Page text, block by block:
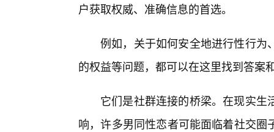
户获取权威、准确信息的首选。
例如，关于如何安全地进行性行为
的权益等问题，都可以在这里找到答案
它们是社群连接的桥梁。在现实
响，许多男同性恋者可能面临着社交